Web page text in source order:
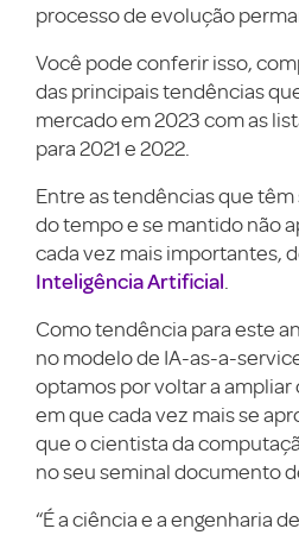
processo de evolução
Você pode conferir isso,
das principais tendências
mercado em 2023 com as
para 2021 e 2022.
Entre as tendências que
do tempo e se mantido não
cada vez mais importantes,
Inteligência Artificial.
Como tendência para este
no modelo de IA-as-a-
optamos por voltar a ampliar
em que cada vez mais se
que o cientista da
no seu seminal documento
“É a ciência e a engenharia